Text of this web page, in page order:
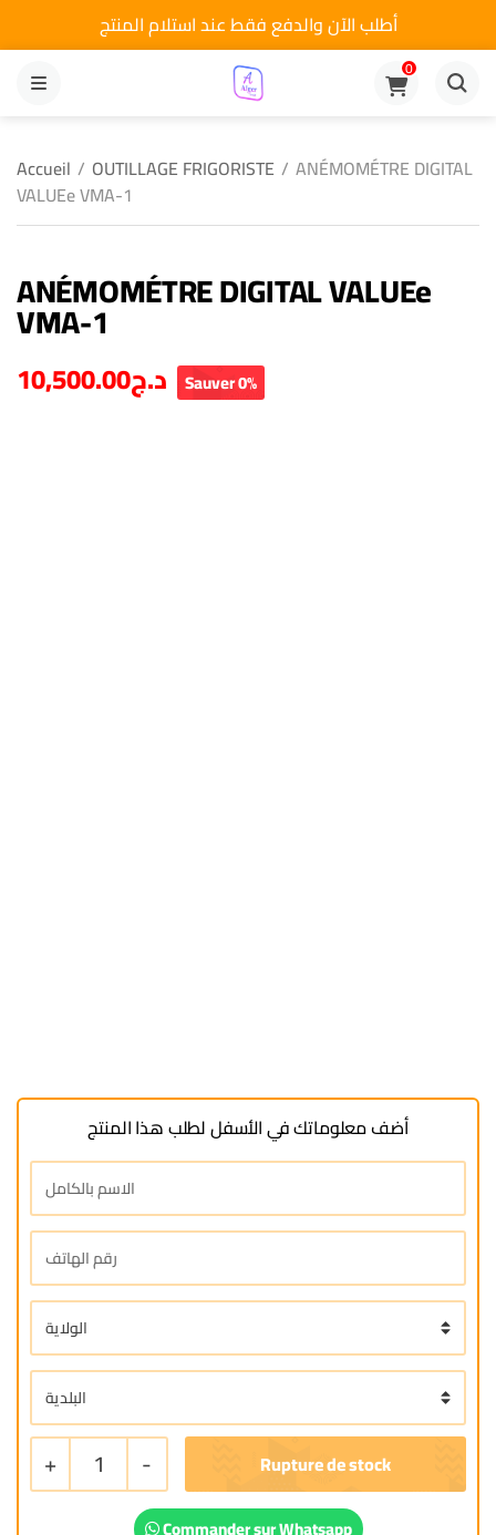
أطلب الآن والدفع فقط عند استلام المنتج
MENU
0
Accueil / OUTILLAGE FRIGORISTE / ANÉMOMÉTRE DIGITAL
VALUEe VMA-1
ANÉMOMÉTRE DIGITAL VALUEe
VMA-1
د.ج10,500.00 Sauver 0%
أضف معلوماتك في الأسفل لطلب هذا المنتج
+ 1 -